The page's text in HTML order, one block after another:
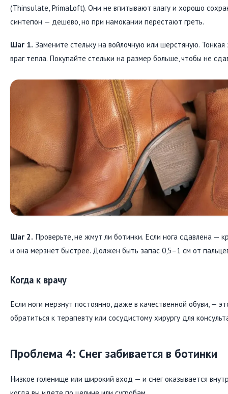
(Thinsulate, PrimaLoft). Они не впитывают влагу и хорошо
синтепон — дешево, но при намокании перестают греть.
Шаг 1. Замените стельку на войлочную или шерстяную. Тонкая
враг тепла. Покупайте стельки на размер больше, чтобы не
Шаг 2. Проверьте, не жмут ли ботинки. Если нога сдавлена —
и она мерзнет быстрее. Должен быть запас 0,5–1 см от
Когда к врачу
Если ноги мерзнут постоянно, даже в качественной обуви, —
обратиться к терапевту или сосудистому хирургу для
Проблема 4: Снег забивается в ботинки
Низкое голенище или широкий вход — и снег оказывается